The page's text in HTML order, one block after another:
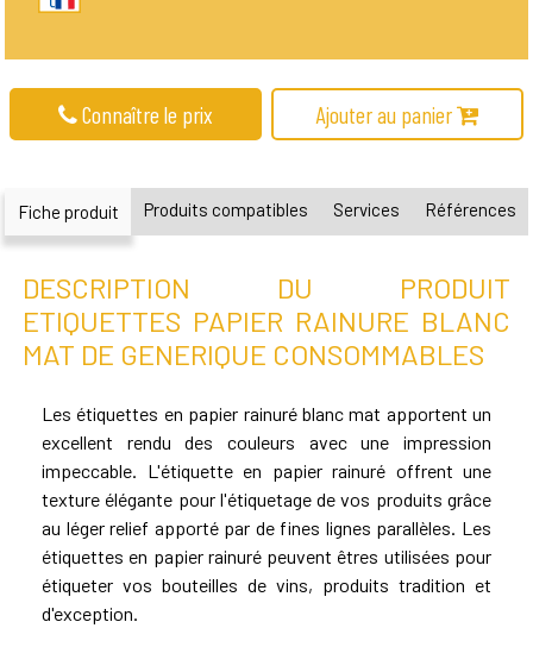
Connaître le prix Ajouter au panier
Fiche produit Produits compatibles Services Références
DESCRIPTION DU PRODUIT
ETIQUETTES PAPIER RAINURE BLANC
MAT DE GENERIQUE CONSOMMABLES
Les étiquettes en papier rainuré blanc mat apportent un
excellent rendu des couleurs avec une impression
impeccable. L'étiquette en papier rainuré offrent une
texture élégante pour l'étiquetage de vos produits grâce
au léger relief apporté par de fines lignes parallèles. Les
étiquettes en papier rainuré peuvent êtres utilisées pour
étiqueter vos bouteilles de vins, produits tradition et
d'exception.